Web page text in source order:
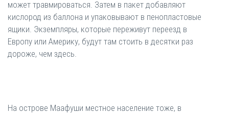
может травмироваться. Затем в пакет добавляют
кислород из баллона и упаковывают в пенопластовые
ящики. Экземпляры, которые переживут переезд в
Европу или Америку, будут там стоить в десятки раз
дороже, чем здесь.
На острове Маафуши местное население тоже, в